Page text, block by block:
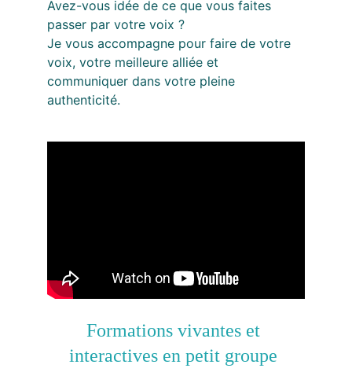
Avez-vous idée de ce que vous faites
passer par votre voix ?
Je vous accompagne pour faire de votre
voix, votre meilleure alliée et
communiquer dans votre pleine
authenticité.
Formations vivantes et
interactives en petit groupe